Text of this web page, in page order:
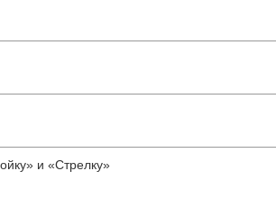
и «Стрелку»